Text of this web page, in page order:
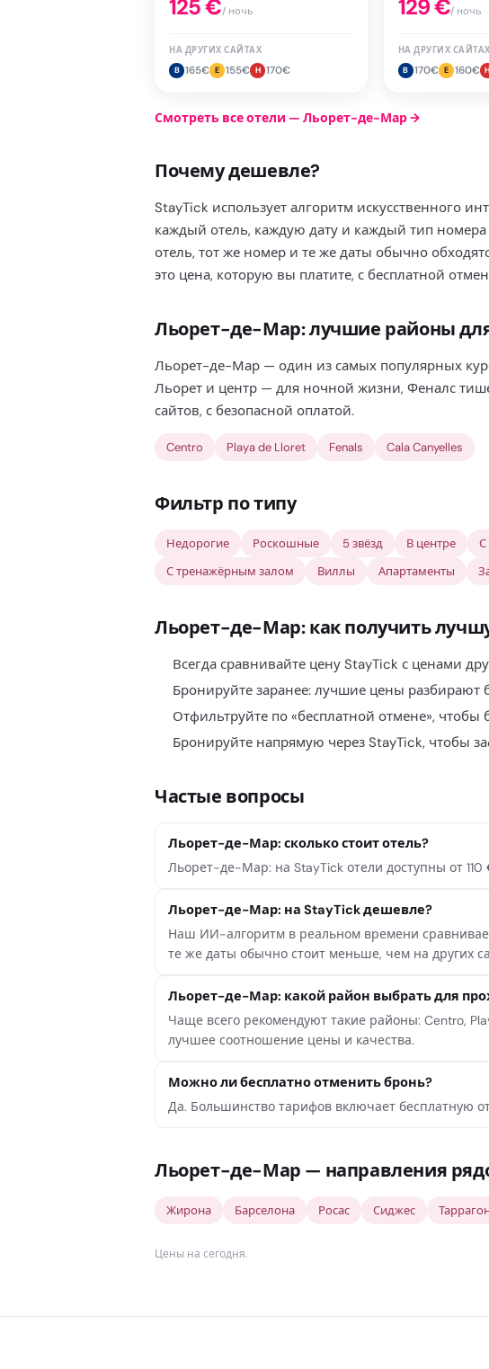
125€/ ночь
НА ДРУГИХ САЙТАХ
B 165€ E 155€ H 170€
129€/ ночь
НА ДРУГИХ САЙТАХ
B 170€ E 160€ H
Смотреть все отели — Льорет-де-Мар→
Почему дешевле?
StayTick использует алгоритм искусственного
каждый отель, каждую дату и каждый тип
отель, тот же номер и те же даты обычно
это цена, которую вы платите, с бесплатной
Льорет-де-Мар: лучшие районы
Льорет-де-Мар — один из самых популярных
Льорет и центр — для ночной жизни, Феналс
сайтов, с безопасной оплатой.
Centro Playa de Lloret Fenals Cala Canyelles
Фильтр по типу
Недорогие Роскошные 5 звёзд В центре С
С тренажёрным залом
Виллы Апартаменты
Льорет-де-Мар: как получить
Всегда сравнивайте цену StayTick с ценами
Бронируйте заранее: лучшие цены разбирают
Отфильтруйте по «бесплатной отмене», чтобы
Бронируйте напрямую через StayTick, чтобы
Частые вопросы
Льорет-де-Мар: сколько стоит отель?
Льорет-де-Мар: на StayTick отели доступны от
Льорет-де-Мар: на StayTick дешевле?
Наш ИИ-алгоритм в реальном времени
те же даты обычно стоит меньше, чем на других
Льорет-де-Мар: какой район выбрать для
Чаще всего рекомендуют такие районы: Centro,
лучшее соотношение цены и качества.
Можно ли бесплатно отменить бронь?
Да. Большинство тарифов включает бесплатную
Льорет-де-Мар — направления
Жирона Барселона Росас Сиджес
Цены на сегодня.